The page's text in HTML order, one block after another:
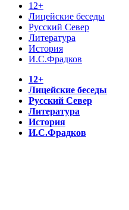
12+
Лицейские беседы
Русский Север
Литература
История
И.С.Фрадков
12+
Лицейские беседы
Русский Север
Литература
История
И.С.Фрадков